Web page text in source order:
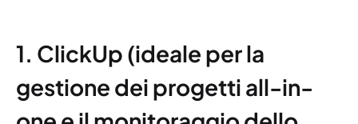
1. ClickUp (ideale per la
gestione dei progetti all-in-